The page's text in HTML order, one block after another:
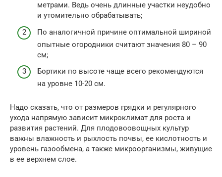
метрами. Ведь очень длинные участки неудобно
и утомительно обрабатывать;
По аналогичной причине оптимальной шириной
опытные огородники считают значения 80 – 90
см;
Бортики по высоте чаще всего рекомендуются
на уровне 10-20 см.
Надо сказать, что от размеров грядки и регулярного
ухода напрямую зависит микроклимат для роста и
развития растений. Для плодовоовощных культур
важны влажность и рыхлость почвы, ее кислотность и
уровень газообмена, а также микроорганизмы, живущие
в ее верхнем слое.